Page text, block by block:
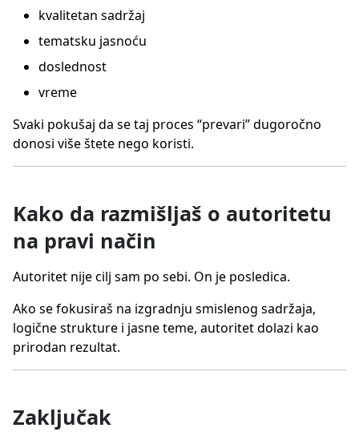
kvalitetan sadržaj
tematsku jasnoću
doslednost
vreme
Svaki pokušaj da se taj proces “prevari” dugoročno
donosi više štete nego koristi.
Kako da razmišljaš o autoritetu
na pravi način
Autoritet nije cilj sam po sebi. On je posledica.
Ako se fokusiraš na izgradnju smislenog sadržaja,
logične strukture i jasne teme, autoritet dolazi kao
prirodan rezultat.
Zaključak